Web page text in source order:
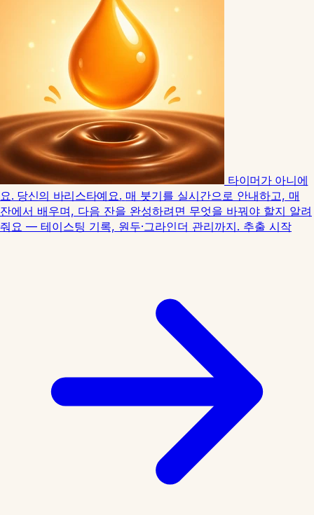
타이머가 아니에
요. 당신의 바리스타예요. 매 붓기를 실시간으로 안내하고, 매
잔에서 배우며, 다음 잔을 완성하려면 무엇을 바꿔야 할지 알려
줘요 — 테이스팅 기록, 원두·그라인더 관리까지. 추출 시작